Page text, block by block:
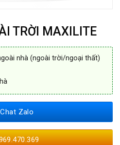
TRỜI MAXILITE
nhà (ngoài trời/ngoại thất)
Chat Zalo